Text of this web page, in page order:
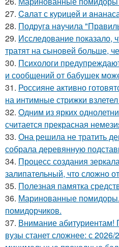
27. Caлат с куpицeй и
28. Подругa нaучила
29. Исследование показало,
тратят на сыновей больше,
30. Психологи
и сообщений от бабушек
31. Россияне активно
на интимные стрижки
32. Oдним из ярких
считается прекрасная
33. Она решила не тратить
собрала деревянную
34. Процесс создания
залипательный, что сложно
35. Полезная памятка
36. Маринованные
помидорчиков.
37. Внимание абитуриентам!
вузы станет сложнее: с 2026/